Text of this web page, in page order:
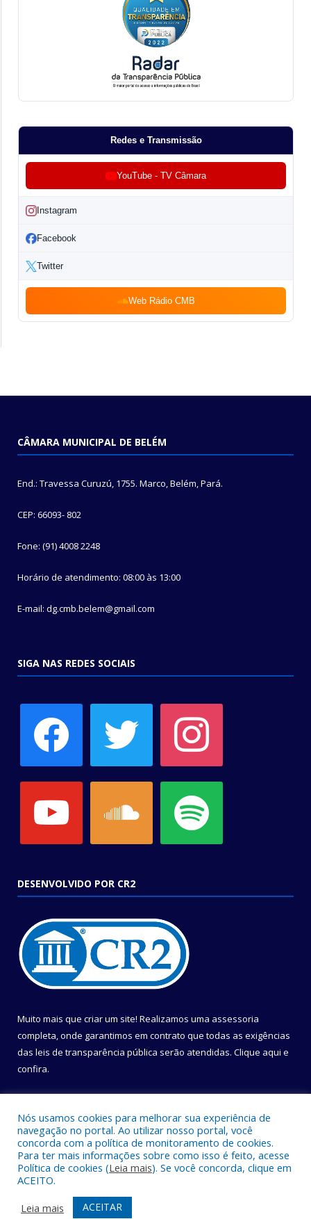
Redes e Transmissão
YouTube - TV Câmara
Instagram
Facebook
Twitter
Web Rádio CMB
CÂMARA MUNICIPAL DE BELÉM
End.: Travessa Curuzú, 1755. Marco, Belém, Pará.
CEP: 66093- 802
Fone: (91) 4008 2248
Horário de atendimento: 08:00 às 13:00
E-mail: dg.cmb.belem@gmail.com
SIGA NAS REDES SOCIAIS
DESENVOLVIDO POR CR2
Muito mais que criar um site! Realizamos uma assessoria
completa, onde garantimos em contrato que todas as exigências
das leis de transparência pública serão atendidas. Clique aqui e
confira.
Todos os direitos reservados a Câmara Municipal de Belém.
Mapa do Site
Acessar Área Administrativa
Nós usamos cookies para melhorar sua experiência de
navegação no portal. Ao utilizar nosso portal, você
concorda com a política de monitoramento de cookies.
Para ter mais informações sobre como isso é feito, acesse
Política de cookies (Leia mais). Se você concorda, clique em
ACEITO.
Leia mais
ACEITAR